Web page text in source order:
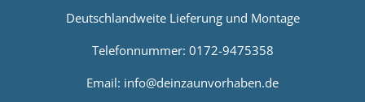
Deutschlandweite Lieferung und Montage
Telefonnummer: 0172-9475358
Email: info@deinzaunvorhaben.de